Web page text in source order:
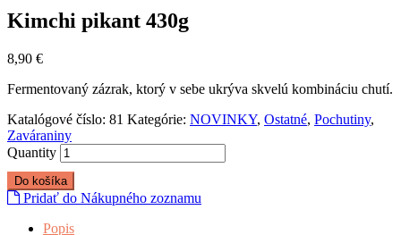
Kimchi pikant 430g
8,90 €
Fermentovaný zázrak, ktorý v sebe ukrýva skvelú kombináciu chutí.
Katalógové číslo: 81 Kategórie: NOVINKY, Ostatné, Pochutiny,
Zaváraniny
Quantity
Do košíka
Pridať do Nákupného zoznamu
Popis